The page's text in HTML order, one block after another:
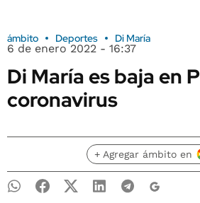
ámbito Deportes Di María
6 de enero 2022 - 16:37
Di María es baja en
coronavirus
+ Agregar ámbito en